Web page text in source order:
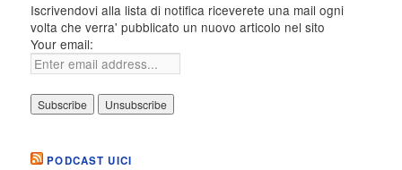
Iscrivendovi alla lista di notifica riceverete una mail ogni
volta che verra' pubblicato un nuovo articolo nel sito
Your email:
PODCAST UICI